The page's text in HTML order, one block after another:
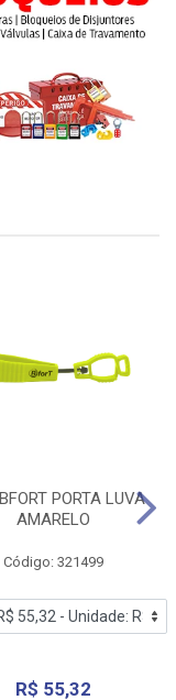
PORTA LUVA
AMARELO
Código: 321499
R$ 55,32